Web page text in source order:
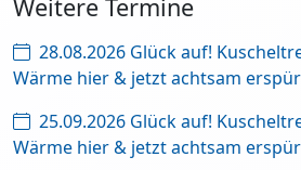
Weitere Termine
28.08.2026 Glück auf!
Wärme hier & jetzt achtsam
25.09.2026 Glück auf!
Wärme hier & jetzt achtsam